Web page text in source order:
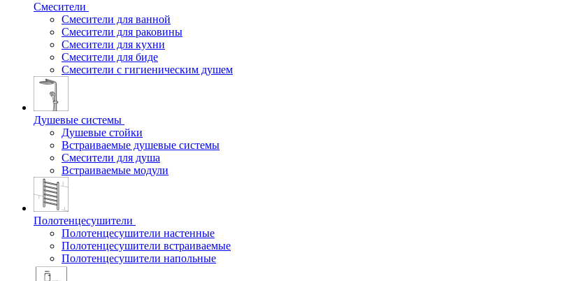
Смесители
Смесители для ванной
Смесители для раковины
Смесители для кухни
Смесители для биде
Смесители с гигиеническим душем
Душевые системы
Душевые стойки
Встраиваемые душевые системы
Смесители для душа
Встраиваемые модули
Полотенцесушители
Полотенцесушители настенные
Полотенцесушители встраиваемые
Полотенцесушители напольные